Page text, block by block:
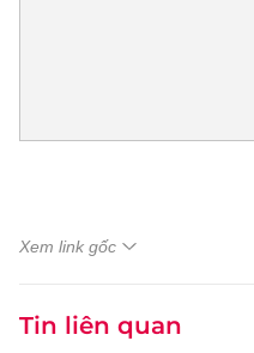
Xem link gốc
Tin liên quan